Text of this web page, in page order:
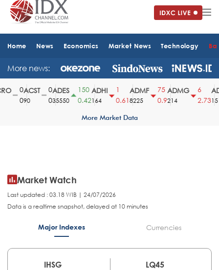
Home News Economics Market News Technology
More news:
ACST
90
ADES
35550
150
0.42
ADHI
164
0.61
ADMF
8225
75
0.9
ADMG
214
2.731510
More Market Data
Market Watch
Last updated : 03.18 WIB | 24/07/2026
Data is a realtime snapshot, delayed at 10 minutes
Major Indexes Currencies
IHSG
LQ45